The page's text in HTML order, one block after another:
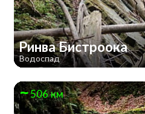
Ринва Бистроока
Водоспад
506 км